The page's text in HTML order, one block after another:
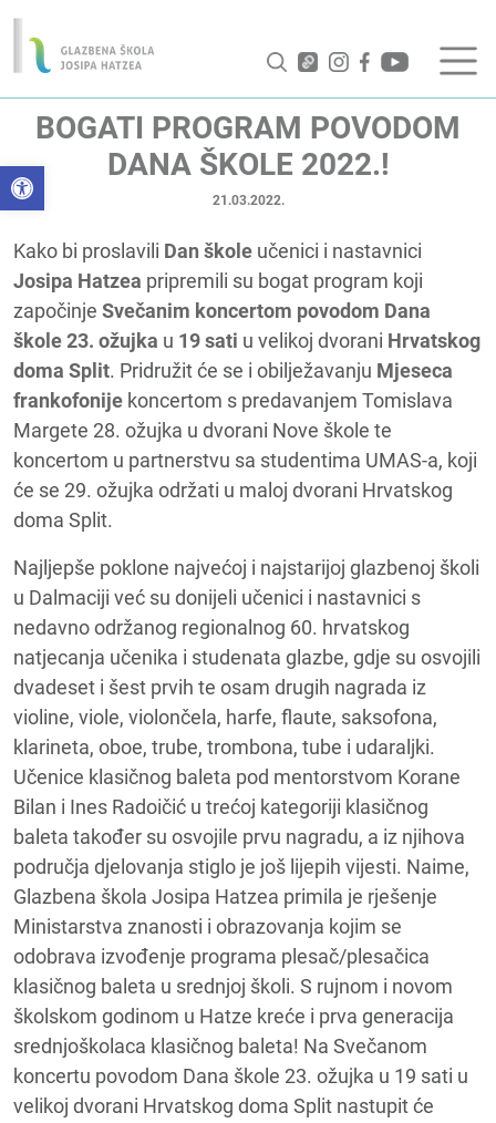
Open toolbar
BOGATI PROGRAM POVODOM
DANA ŠKOLE 2022.!
21.03.2022.
Kako bi proslavili Dan škole učenici i nastavnici
Josipa Hatzea pripremili su bogat program koji
započinje Svečanim koncertom povodom Dana
škole 23. ožujka u 19 sati u velikoj dvorani Hrvatskog
doma Split. Pridružit će se i obilježavanju Mjeseca
frankofonije koncertom s predavanjem Tomislava
Margete 28. ožujka u dvorani Nove škole te
koncertom u partnerstvu sa studentima UMAS-a, koji
će se 29. ožujka održati u maloj dvorani Hrvatskog
doma Split.
Najljepše poklone najvećoj i najstarijoj glazbenoj školi
u Dalmaciji već su donijeli učenici i nastavnici s
nedavno održanog regionalnog 60. hrvatskog
natjecanja učenika i studenata glazbe, gdje su osvojili
dvadeset i šest prvih te osam drugih nagrada iz
violine, viole, violončela, harfe, flaute, saksofona,
klarineta, oboe, trube, trombona, tube i udaraljki.
Učenice klasičnog baleta pod mentorstvom Korane
Bilan i Ines Radoičić u trećoj kategoriji klasičnog
baleta također su osvojile prvu nagradu, a iz njihova
područja djelovanja stiglo je još lijepih vijesti. Naime,
Glazbena škola Josipa Hatzea primila je rješenje
Ministarstva znanosti i obrazovanja kojim se
odobrava izvođenje programa plesač/plesačica
klasičnog baleta u srednjoj školi. S rujnom i novom
školskom godinom u Hatze kreće i prva generacija
srednjoškolaca klasičnog baleta! Na Svečanom
koncertu povodom Dana škole 23. ožujka u 19 sati u
velikoj dvorani Hrvatskog doma Split nastupit će